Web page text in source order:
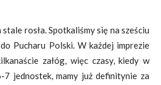
rosła. Spotkaliśmy się na sześciu
Pucharu Polski. W każdej imprezie
załóg, więc czasy, kiedy w
7 jednostek, mamy już definitynie za